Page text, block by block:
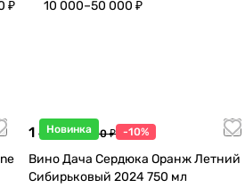
₽ 10 000–50 000 ₽
Новинка
1 440 ₽1 600 ₽ -10%
Вино Дача Сердюка Оранж Летний
Сибирьковый 2024 750 мл